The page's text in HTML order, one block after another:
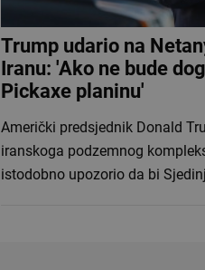
Trump udario na
Iranu: 'Ako ne bude
Pickaxe planinu'
Američki predsjednik Donald
iranskoga podzemnog
istodobno upozorio da bi